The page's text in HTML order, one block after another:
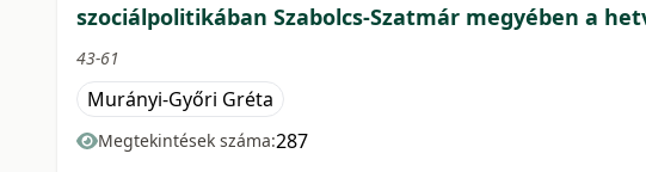
szociálpolitikában Szabolcs-Szatmár megyében a
43-61
Murányi-Győri Gréta
Megtekintések száma:287